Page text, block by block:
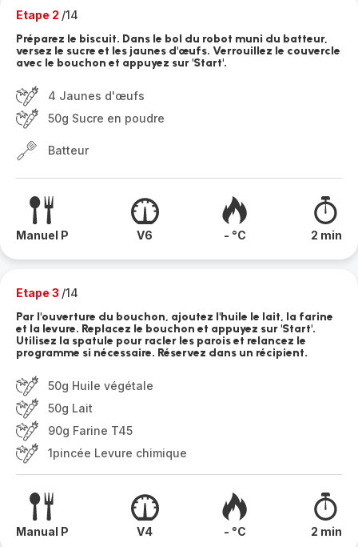
Etape 2 /14
Préparez le biscuit. Dans le bol du robot muni du batteur,
versez le sucre et les jaunes d'œufs. Verrouillez le couvercle
avec le bouchon et appuyez sur 'Start'.
4 Jaunes d'œufs
50g Sucre en poudre
Batteur
Manuel P V6 - °C 2 min
Etape 3 /14
Par l'ouverture du bouchon, ajoutez l'huile le lait, la farine
et la levure. Replacez le bouchon et appuyez sur 'Start'.
Utilisez la spatule pour racler les parois et relancez le
programme si nécessaire. Réservez dans un récipient.
50g Huile végétale
50g Lait
90g Farine T45
1pincée Levure chimique
Manual P V4 - °C 2 min